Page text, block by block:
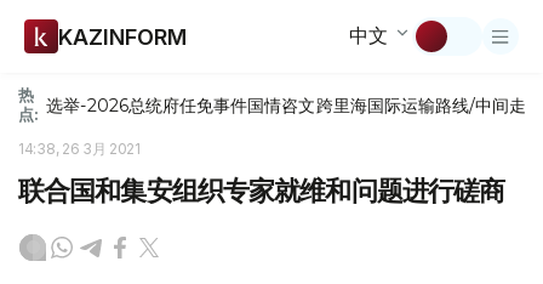
KAZINFORM 中文
热
点: 选举-2026总统府任免事件国情咨文跨里海国际运输路线/中间走廊
14:38, 26 3月 2021
联合国和集安组织专家就维和问题进行磋商